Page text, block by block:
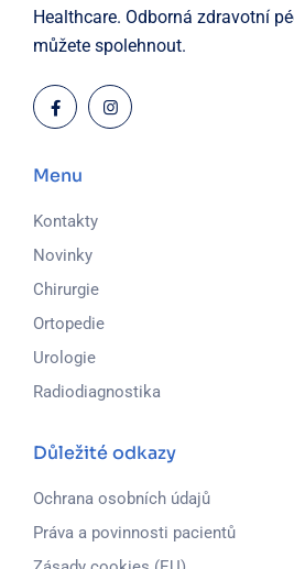
Healthcare. Odborná zdravotní
můžete spolehnout.
Menu
Kontakty
Novinky
Chirurgie
Ortopedie
Urologie
Radiodiagnostika
Důležité odkazy
Ochrana osobních údajů
Práva a povinnosti pacientů